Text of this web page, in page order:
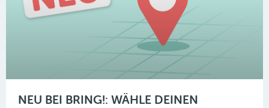
NEU BEI BRING!: WÄHLE DEINEN